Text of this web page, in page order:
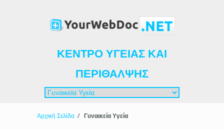
ΚΈΝΤΡΟ ΥΓΕΊΑΣ ΚΑΙ
ΠΕΡΊΘΑΛΨΗΣ
Αρχική Σελίδα / Γυναικεία Υγεία